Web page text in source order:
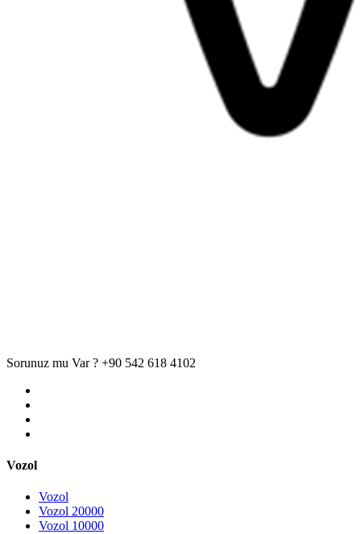
Sorunuz mu Var ? +90 542 618 4102
Vozol
Vozol
Vozol 20000
Vozol 10000